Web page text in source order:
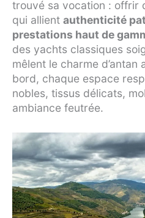
trouvé sa vocation : offrir
qui allient authenticité
prestations haut de
des yachts classiques
mêlent le charme
bord, chaque espace
nobles, tissus délicats,
ambiance feutrée.